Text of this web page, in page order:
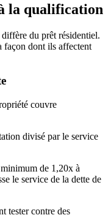
la qualification
du prêt résidentiel.
façon dont ils affectent
couvre
divisé par le service
de 1,20x à
le service de la dette de
tester contre des